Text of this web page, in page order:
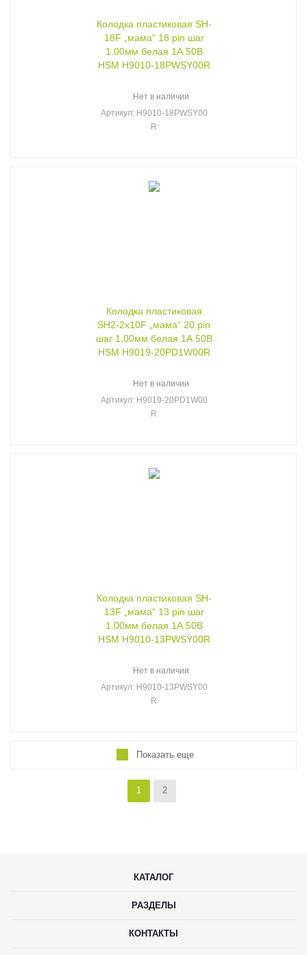
Колодка пластиковая SH-
18F „мама“ 18 pin шаг
1.00мм белая 1А 50В
HSM H9010-18PWSY00R
Нет в наличии
Артикул: H9010-18PWSY00
R
Колодка пластиковая
SH2-2x10F „мама“ 20 pin
шаг 1.00мм белая 1А 50В
HSM H9019-20PD1W00R
Нет в наличии
Артикул: H9019-20PD1W00
R
Колодка пластиковая SH-
13F „мама“ 13 pin шаг
1.00мм белая 1А 50В
HSM H9010-13PWSY00R
Нет в наличии
Артикул: H9010-13PWSY00
R
Показать еще
1 2
КАТАЛОГ
РАЗДЕЛЫ
КОНТАКТЫ